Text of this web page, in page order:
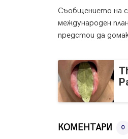
Съобщението на
международен
предстои да
КОМЕНТАРИ 0